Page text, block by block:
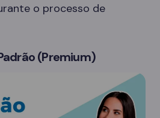
o processo de
(Premium)